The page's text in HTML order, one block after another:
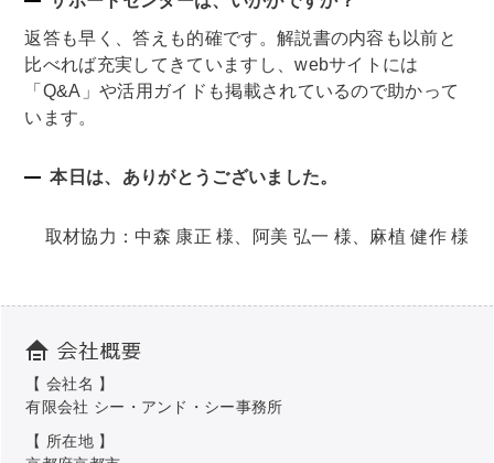
返答も早く、答えも的確です。解説書の内容も以前と
比べれば充実してきていますし、webサイトには
「Q&A」や活用ガイドも掲載されているので助かって
います。
本日は、ありがとうございました。
取材協力：中森 康正 様、阿美 弘一 様、麻植 健作 様
【 会社名 】
有限会社 シー・アンド・シー事務所
【 所在地 】